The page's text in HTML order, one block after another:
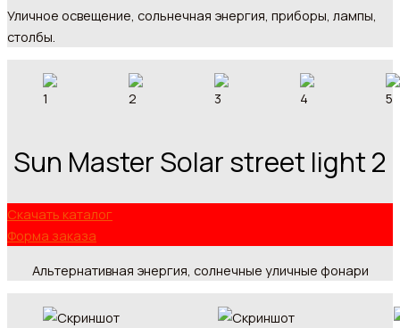
Уличное освещение, сольнечная энергия, приборы, лампы,
столбы.
Sun Master Solar street light 2
Скачать каталог
Форма заказа
Альтернативная энергия, солнечные уличные фонари